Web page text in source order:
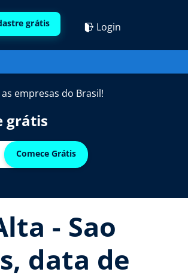
grátis Login
empresas do Brasil!
grátis
Comece Grátis
- Sao
data de